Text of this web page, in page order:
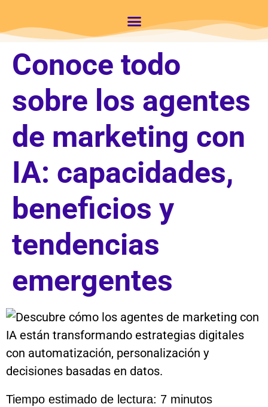
Conoce todo
sobre los agentes
de marketing con
IA: capacidades,
beneficios y
tendencias
emergentes
Tiempo estimado de lectura: 7 minutos